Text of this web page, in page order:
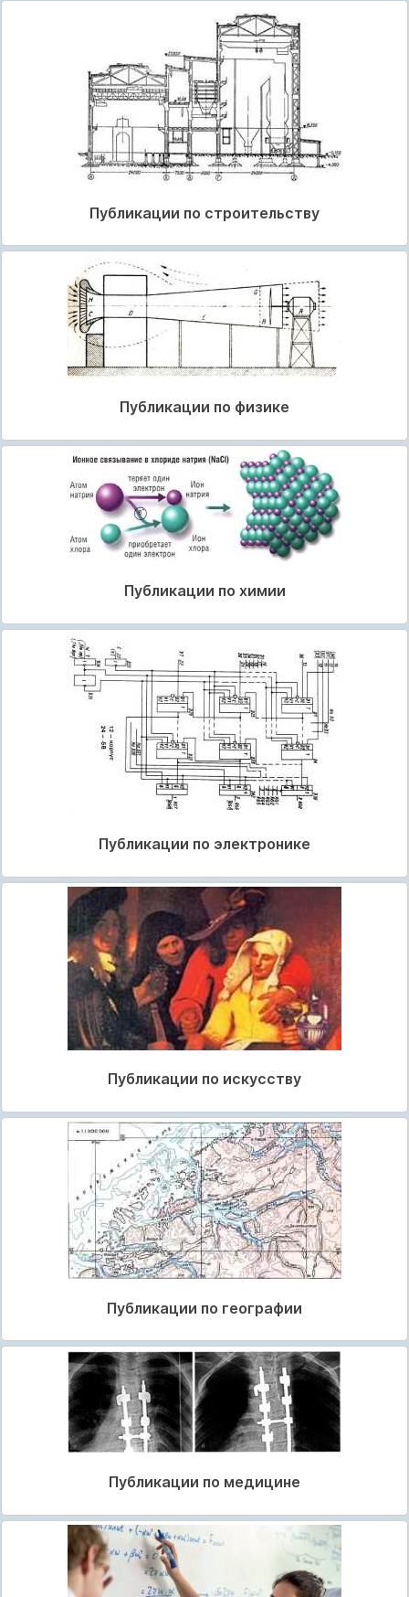
Публикации по строительству
Публикации по физике
Публикации по химии
Публикации по электронике
Публикации по искусству
Публикации по географии
Публикации по медицине